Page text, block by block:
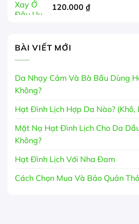
120.000 ₫
BÀI VIẾT MỚI
Da Nhạy Cảm Và Bà Bầu Dùng
Không?
Hạt Đình Lịch Hợp Da Nào? (Khô,
Mặt Nạ Hạt Đình Lịch Cho Da
Không?
Hạt Đình Lịch Với Nha Đam
Cách Chọn Mua Và Bảo Quản